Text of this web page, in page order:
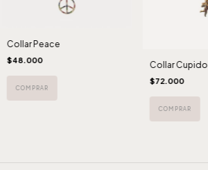
Collar Peace
$48.000
Collar Cupido
$72.000